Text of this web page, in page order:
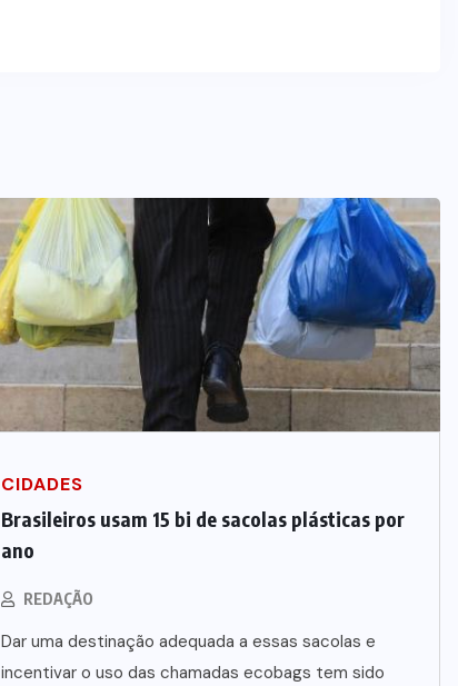
CIDADES
Brasileiros usam 15 bi de sacolas plásticas por
ano
REDAÇÃO
Dar uma destinação adequada a essas sacolas e
incentivar o uso das chamadas ecobags tem sido